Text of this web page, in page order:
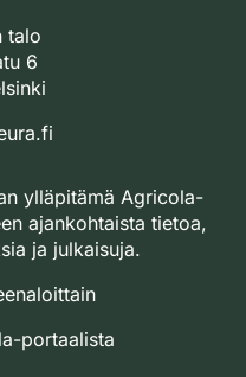
talo
6
ylläpitämä Agricola-
ajankohtaista tietoa,
ja julkaisuja.
portaalista